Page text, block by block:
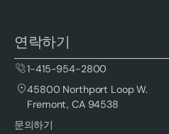
연락하기
1-415-954-2800
45800 Northport Loop W.
Fremont, CA 94538
문의하기